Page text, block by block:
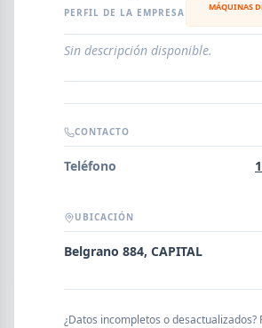
EMPRESAS AGREGAR EMPRESA
Error al cargar
PERFIL DE LA EMPRESA
MÁQUINAS
Sin descripción disponible.
CONTACTO
Teléfono
UBICACIÓN
Belgrano 884, CAPITAL
¿Datos incompletos o desactualizados?